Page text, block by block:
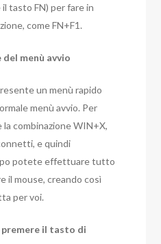
tasto FN) per fare in
come FN+F1.
menù avvio
un menù rapido
menù avvio. Per
combinazione WIN+X,
e quindi
potete effettuare tutto
il mouse, creando così
per voi.
il tasto di